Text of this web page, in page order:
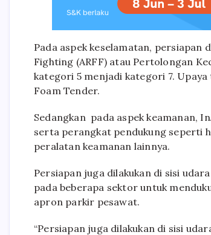
Pada aspek keselamatan, persiapan
Fighting (ARFF) atau Pertolongan
kategori 5 menjadi kategori 7.
Foam Tender.
Sedangkan pada aspek keamanan,
serta perangkat pendukung seperti
peralatan keamanan lainnya.
Persiapan juga dilakukan di sisi
pada beberapa sektor untuk
apron parkir pesawat.
“Persiapan juga dilakukan di sisi